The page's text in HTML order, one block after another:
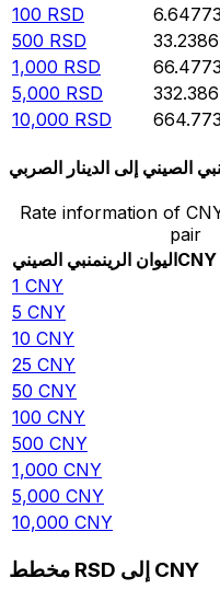
100 RSD 6.64773
500 RSD 33.2386
1,000 RSD 66.4773
5,000 RSD 332.386
10,000 RSD 664.773
الصيني إلى الدينار الصربي
Rate information of
pair
اليوان الرينمنبي الصينيCNY
1 CNY
5 CNY
10 CNY
25 CNY
50 CNY
100 CNY
500 CNY
1,000 CNY
5,000 CNY
10,000 CNY
مخطط RSD إلى CNY